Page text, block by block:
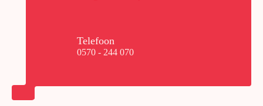
Telefoon
0570 - 244 070